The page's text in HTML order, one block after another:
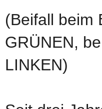
(Beifall beim
GRÜNEN,
LINKEN)